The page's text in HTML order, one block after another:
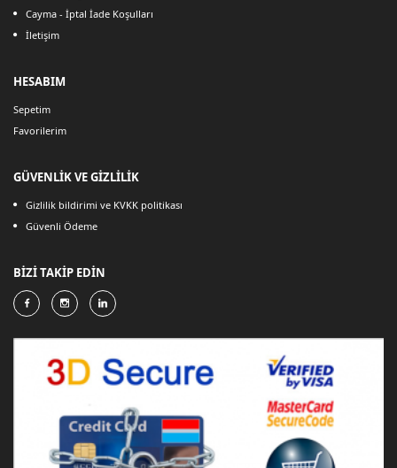
Cayma - İptal İade Koşulları
İletişim
HESABIM
Sepetim
Favorilerim
GÜVENLİK VE GİZLİLİK
Gizlilik bildirimi ve KVKK politikası
Güvenli Ödeme
BİZİ TAKİP EDİN